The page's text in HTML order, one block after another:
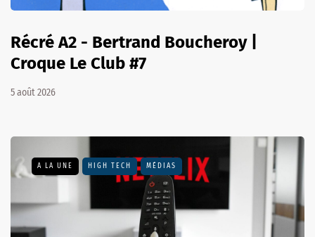
Récré A2 - Bertrand Boucheroy |
Croque Le Club #7
5 août 2026
A LA UNE HIGH TECH MÉDIAS